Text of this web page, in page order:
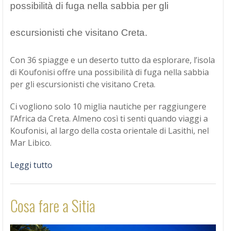
possibilità di fuga nella sabbia per gli
escursionisti che visitano Creta.
Con 36 spiagge e un deserto tutto da esplorare, l’isola
di Koufonisi offre una possibilità di fuga nella sabbia
per gli escursionisti che visitano Creta.
Ci vogliono solo 10 miglia nautiche per raggiungere
l’Africa da Creta. Almeno così ti senti quando viaggi a
Koufonisi, al largo della costa orientale di Lasithi, nel
Mar Libico.
Leggi tutto
Cosa fare a Sitia